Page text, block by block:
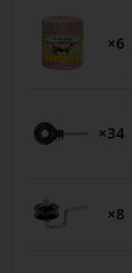
×6
×34
×8